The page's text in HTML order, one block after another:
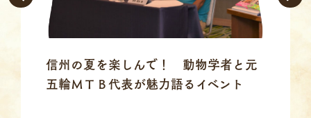
信州の夏を楽しんで！ 動物学者と元
五輪ＭＴＢ代表が魅力語るイベント